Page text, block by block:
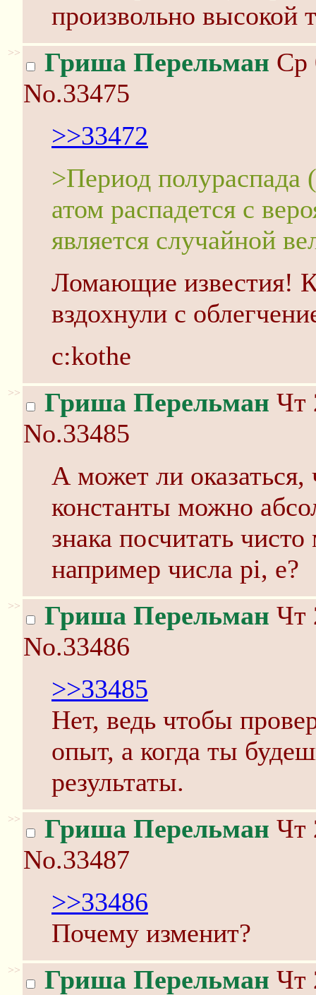
произвольно высокой
>> Гриша Перельман Ср
No.33475
>>33472
>Период полураспада
атом распадется с
является случайной
Ломающие известия!
вздохнули с
c:kothe
>> Гриша Перельман Чт
No.33485
А может ли оказаться,
константы можно
знака посчитать
например числа pi, e?
>> Гриша Перельман Чт
No.33486
>>33485
Нет, ведь чтобы
опыт, а когда ты
результаты.
>> Гриша Перельман Чт
No.33487
>>33486
Почему изменит?
>> Гриша Перельман Чт